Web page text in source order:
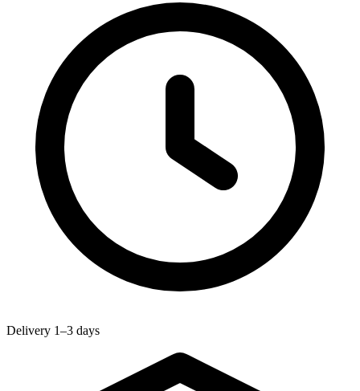
Delivery 1–3 days